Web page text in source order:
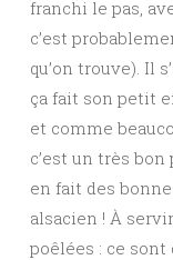
franchi le pas,
c’est
qu’on trouve). Il
ça fait son petit
et comme
c’est un très
en fait des
alsacien ! À
poêlées : ce